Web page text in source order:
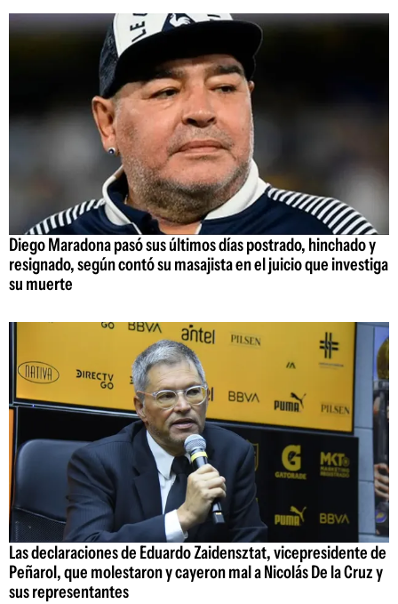
Diego Maradona pasó sus últimos días postrado, hinchado y
resignado, según contó su masajista en el juicio que investiga
su muerte
Las declaraciones de Eduardo Zaidensztat, vicepresidente de
Peñarol, que molestaron y cayeron mal a Nicolás De la Cruz y
sus representantes